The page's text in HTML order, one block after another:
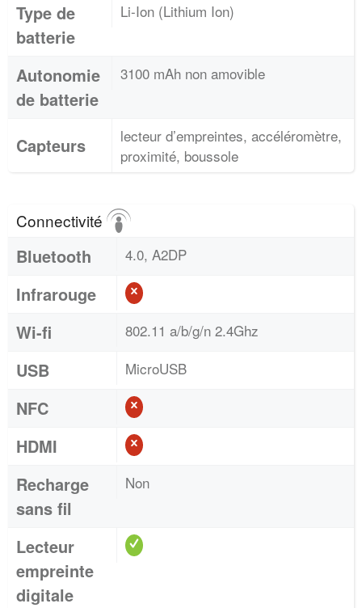
Type de
batterie
Li-Ion (Lithium Ion)
Autonomie
de batterie
3100 mAh non amovible
Capteurs
lecteur d’empreintes, accéléromètre,
proximité, boussole
Connectivité
Bluetooth 4.0, A2DP
Infrarouge
Wi-fi
802.11 a/b/g/n 2.4Ghz
USB MicroUSB
NFC
HDMI
Recharge
sans fil
Non
Lecteur
empreinte
digitale